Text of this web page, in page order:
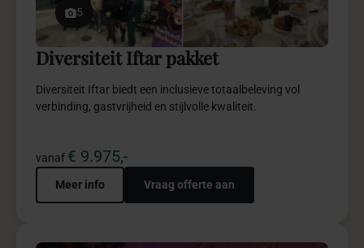
5
Diversiteit Iftar pakket
Diversiteit Iftar biedt een inclusieve totaalbeleving vol
verbinding, gastvrijheid en stijlvolle kwaliteit.
vanaf € 9.975,-
Meer info Vraag offerte aan